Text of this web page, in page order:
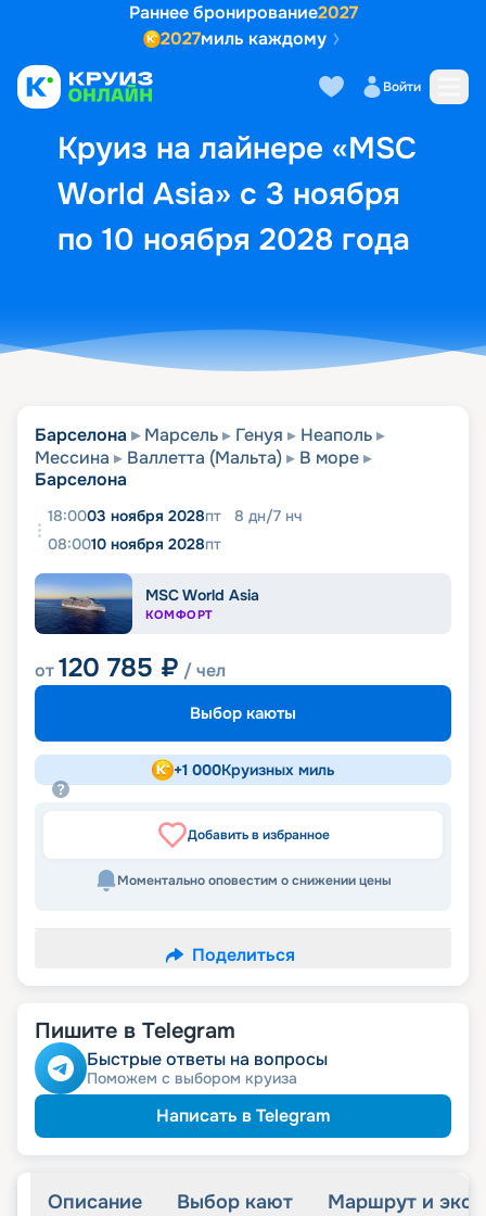
Раннее бронирование2027
2027миль каждому
Войти
Круиз на лайнере «MSC
World Asia» с 3 ноября
по 10 ноября 2028 года
Выбор кают Маршрут и
Барселона Марсель Генуя
Неаполь
Мессина
Валлетта (Мальта)
В море
Барселона
18:0003 ноября 2028пт 8 дн/7 нч
08:0010 ноября 2028пт
MSC World Asia
КОМФОРТ
от120 785 ₽ / чел
Выбор каюты
+1 000Круизных миль
Добавить в избранное
Моментально оповестим о снижении цены
Поделиться
Пишите в Telegram
Быстрые ответы на вопросы
Поможем с выбором круиза
Написать в Telegram
Описание Выбор кают Маршрут и